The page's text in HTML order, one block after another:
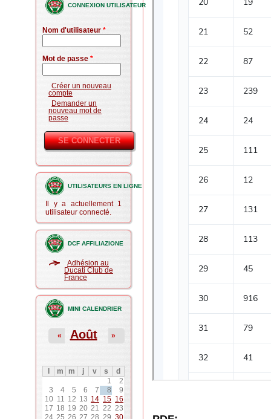
CONNEXION UTILISATEUR
Nom d'utilisateur *
Mot de passe *
Créer un nouveau
compte
Demander un
nouveau mot de
passe
UTILISATEURS EN LIGNE
Il y a actuellement 1
utilisateur connecté.
DCF AFFILIAZIONE
Adhésion au
Ducati Club de
France
MINI CALENDRIER
Août
« »
m m j v s
d
1
2
3
4 5 6 7 8
9
10 11 12 13 14 15 16
17 18 19 20 21 22 23
24 25 26 27 28 29 30